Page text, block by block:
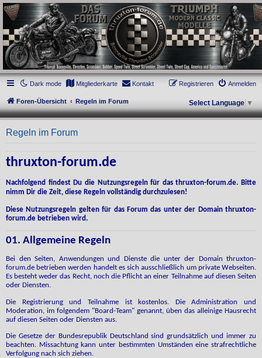
thruxton-forum.de
DAS FORUM! Alles rund um die Triumph Modern Classic Modelle. Das Forum für
die New Bonneville Baureihen ab BJ 2001. Triumph Bonneville, Thruxton,
Scrambler, Bobber, Speed Twin, Street Scrambler, Street Twin, Street Cup, America
und Speedmaster.
Dark mode
Mitgliederkarte Kontakt Anmelden
Registrieren
Foren-Übersicht Regeln im Forum Select Language ▼
Regeln im Forum
thruxton-forum.de
Nachfolgend findest Du die Nutzungsregeln für das thruxton-forum.de. Bitte
nimm Dir die Zeit, diese Regeln vollständig durchzulesen!
Diese Nutzungsregeln gelten für das Forum das unter der Domain thruxton-
forum.de betrieben wird.
01. Allgemeine Regeln
Bei den Seiten, Anwendungen und Dienste die unter der Domain thruxton-
forum.de betrieben werden handelt es sich ausschließlich um private Webseiten.
Es besteht weder das Recht, noch die Pflicht an einer Teilnahme auf diesen Seiten
oder Diensten.
Die Registrierung und Teilnahme ist kostenlos. Die Administration und
Moderation, im folgendem "Board-Team" genannt, üben das alleinige Hausrecht
auf diesen Seiten oder Diensten aus.
Die Gesetze der Bundesrepublik Deutschland sind grundsätzlich und immer zu
beachten. Missachtung kann unter bestimmten Umständen eine strafrechtliche
Verfolgung nach sich ziehen.